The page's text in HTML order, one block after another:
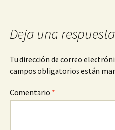
de
entradas
Deja una respuesta
Tu dirección de correo
campos obligatorios están
Comentario *